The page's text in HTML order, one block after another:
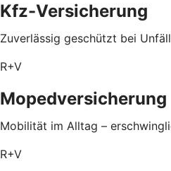
Kfz-Versicherung
Zuverlässig geschützt bei
R+V
Mopedversicherung
Mobilität im Alltag –
R+V